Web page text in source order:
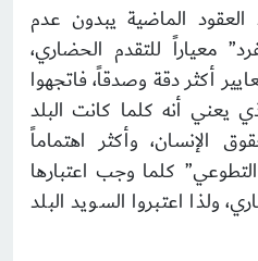
العقود الماضية يبدون عدم
معياراً للتقدم الحضاري،
أكثر دقة وصدقاً، فاتجهوا
يعني أنه كلما كانت البلد
الإنسان، وأكثر اهتماماً
كلما وجب اعتبارها
ولذا اعتبروا السويد البلد